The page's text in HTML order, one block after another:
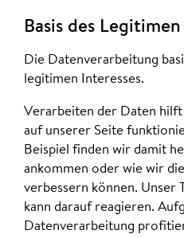
Basis des
Die Datenverarbeitung
legitimen Interesses.
Verarbeiten der Daten hilft
auf unserer Seite
Beispiel finden wir damit
ankommen oder wie wir
verbessern können. Unser
kann darauf reagieren.
Datenverarbeitung